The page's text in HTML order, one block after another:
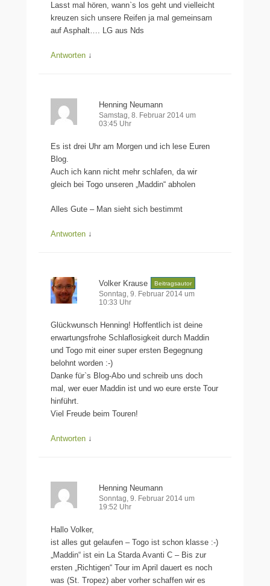
Lasst mal hören, wann`s los geht und vielleicht
kreuzen sich unsere Reifen ja mal gemeinsam
auf Asphalt…. LG aus Nds
Antworten ↓
Henning Neumann
Samstag, 8. Februar 2014 um
03:45 Uhr
Es ist drei Uhr am Morgen und ich lese Euren
Blog.
Auch ich kann nicht mehr schlafen, da wir
gleich bei Togo unseren „Maddin“ abholen
Alles Gute – Man sieht sich bestimmt
Antworten ↓
Volker Krause Beitragsautor
Sonntag, 9. Februar 2014 um
10:33 Uhr
Glückwunsch Henning! Hoffentlich ist deine
erwartungsfrohe Schlaflosigkeit durch Maddin
und Togo mit einer super ersten Begegnung
belohnt worden :-)
Danke für`s Blog-Abo und schreib uns doch
mal, wer euer Maddin ist und wo eure erste Tour
hinführt.
Viel Freude beim Touren!
Antworten ↓
Henning Neumann
Sonntag, 9. Februar 2014 um
19:52 Uhr
Hallo Volker,
ist alles gut gelaufen – Togo ist schon klasse :-)
„Maddin“ ist ein La Starda Avanti C – Bis zur
ersten „Richtigen“ Tour im April dauert es noch
was (St. Tropez) aber vorher schaffen wir es